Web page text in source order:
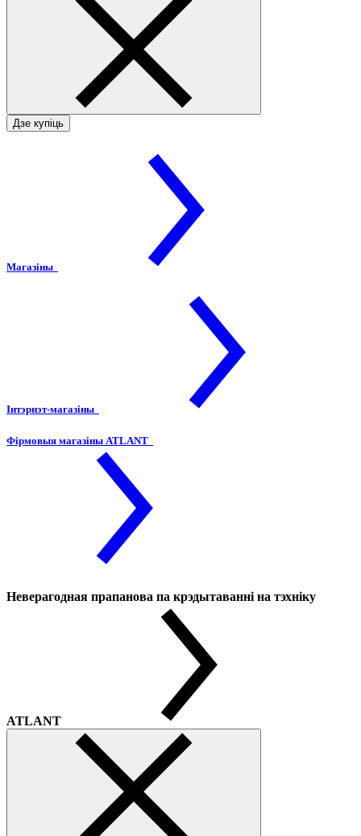
Дзе купіць
Магазіны
Інтэрнэт-магазіны
Фірмовыя магазіны ATLANT
Неверагодная прапанова па крэдытаванні на тэхніку
ATLANT